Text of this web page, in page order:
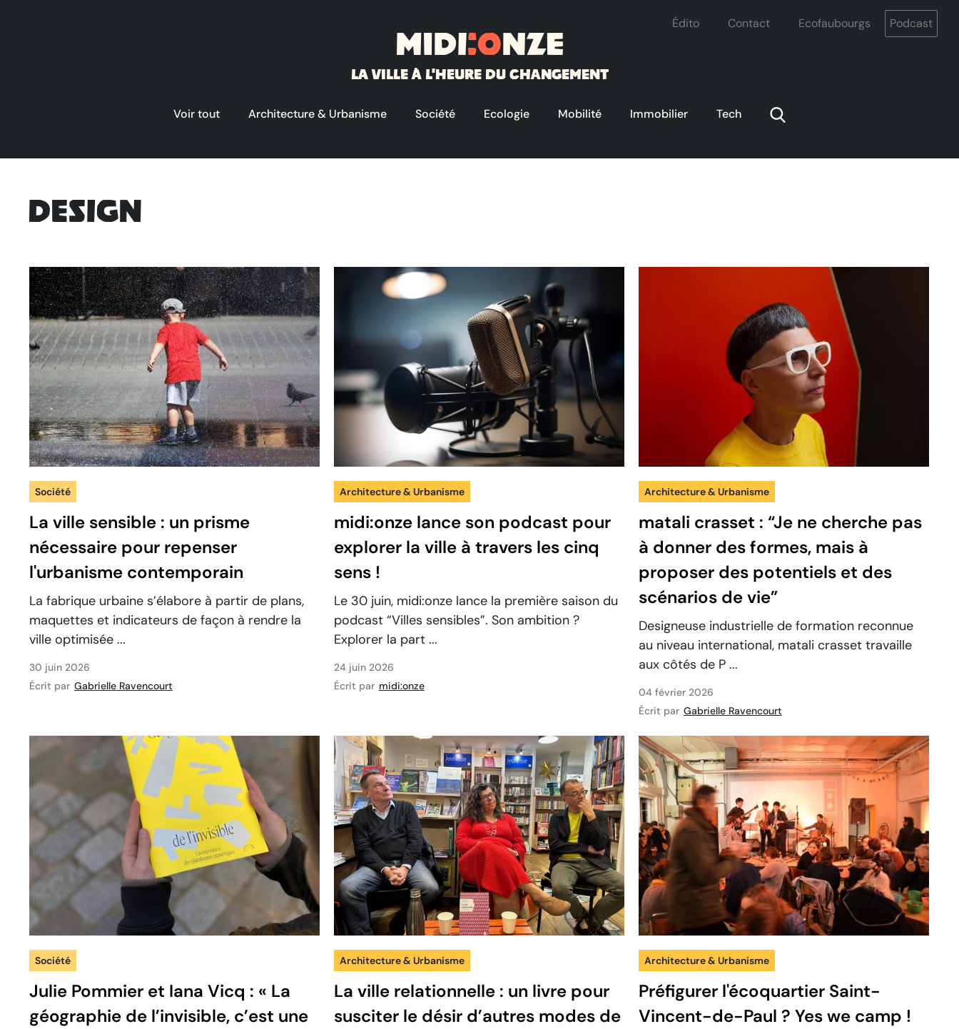
Édito Contact Ecofaubourgs Podcast
Midi:onze
La ville à l'heure du changement
Voir tout Architecture & Urbanisme Société Ecologie Mobilité Immobilier Tech
Design
Société
La ville sensible : un prisme
nécessaire pour repenser
l'urbanisme contemporain
La fabrique urbaine s’élabore à partir de plans,
maquettes et indicateurs de façon à rendre la
ville optimisée ...
30 juin 2026
Écrit par Gabrielle Ravencourt
Architecture & Urbanisme
midi:onze lance son podcast pour
explorer la ville à travers les cinq
sens !
Le 30 juin, midi:onze lance la première saison du
podcast “Villes sensibles”. Son ambition ?
Explorer la part ...
24 juin 2026
Écrit par midi:onze
Architecture & Urbanisme
matali crasset : “Je ne cherche pas
à donner des formes, mais à
proposer des potentiels et des
scénarios de vie”
Designeuse industrielle de formation reconnue
au niveau international, matali crasset travaille
aux côtés de P ...
04 février 2026
Écrit par Gabrielle Ravencourt
Société
Julie Pommier et Iana Vicq : « La
géographie de l’invisible, c’est une
Architecture & Urbanisme
La ville relationnelle : un livre pour
susciter le désir d’autres modes de
Architecture & Urbanisme
Préfigurer l'écoquartier Saint-
Vincent-de-Paul ? Yes we camp !